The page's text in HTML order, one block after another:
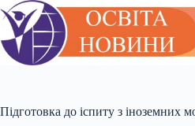
Перейти
до
вмісту
Підготовка до іспиту з іноземних